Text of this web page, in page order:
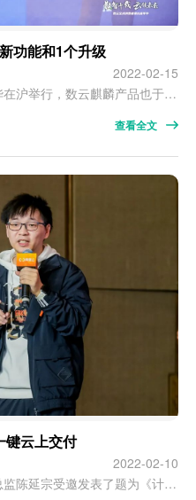
功能和1个升级
2022-02-15
近日，数云全域消费者增长嘉年华在沪举行，数云麒麟产品也于当日发布了最新版本。 数云副总裁韩铮据数云副总裁韩铮介绍，此次数云麒麟产品线的升级主要包括三大板块，分别是：麒麟CDP能力、麒麟Workshop的发布和营销自动化模块的升级。 01、数云CDP功能上线，数据管理能力更强大 韩铮介绍说，数云麒麟CRM新推出的全域消费者运营CDP，具备强大的人群管理和消费者标签管理能力，能针对性地解决品牌消费者画…
查看全文
键云上交付
2022-02-10
弹性计算年度峰会上，数云运维总监陈延宗受邀发表了题为《计算巢最佳实践，数云CRM一键云上交付》的主题演讲。 近日，在2021阿里云弹性计算年度峰会上，数云运维总监陈延宗受邀发表了题为《计算巢最佳实践，数云CRM一键云上交付》的主题演讲，分享了数云CRM在阿里云计算巢平台的实践。数云作为国内领先的消费者增长解决方案提供商，为企业提供全域消费者增长解决方案。在技术与业务落地过程中，部分商家会有私有化部…